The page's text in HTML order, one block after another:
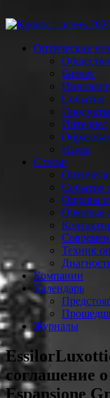
Оптические
Общество
Бизнес
События
Продукты
Интернет
Наука
Статьи
События
Оправы и
Очковые
Техник
Компании
Календарь
Журналы
соглашение
Espansione